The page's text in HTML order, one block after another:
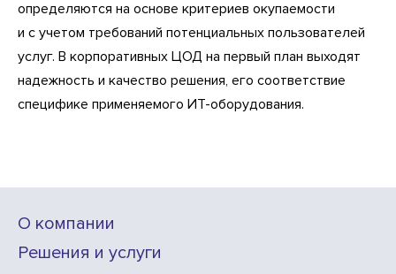
определяются на основе критериев окупаемости
и с учетом требований потенциальных пользователей
услуг. В корпоративных ЦОД на первый план выходят
надежность и качество решения, его соответствие
специфике применяемого ИТ-оборудования.
О компании
Решения и услуги